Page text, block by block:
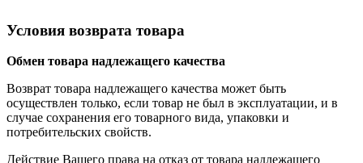
Условия возврата товара
Обмен товара надлежащего качества
Возврат товара надлежащего качества может быть
осуществлен только, если товар не был в эксплуатации, и в
случае сохранения его товарного вида, упаковки и
потребительских свойств.
Действие Вашего права на отказ от товара надлежащего